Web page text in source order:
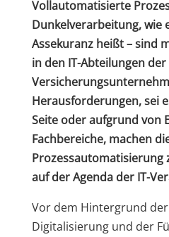
Vollautomatisierte
Dunkelverarbeitung, wie
Assekuranz heißt – sind
in den IT-Abteilungen der
Herausforderungen, sei
Seite oder aufgrund von
Fachbereiche, machen
Prozessautomatisierung
auf der Agenda der IT-
Vor dem Hintergrund
Digitalisierung und der